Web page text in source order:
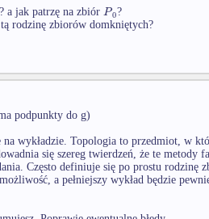
a jak patrzę na zbiór P0?
rodzinę zbiorów domkniętych?
podpunkty do g)
wykładzie. Topologia to przedmiot, w
się szereg twierdzeń, że te metody
Często definiuje się po prostu rodzinę
a pełniejszy wykład będzie